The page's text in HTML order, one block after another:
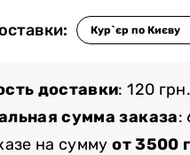
доставки: 120 грн.
сумма заказа:
на суммуот 3500